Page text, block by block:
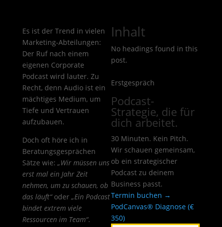
Es ist der Trend in vielen
Marketing-Abteilungen:
Der Ruf nach einem
eigenen Corporate
Podcast wird lauter. Zu
Recht, denn Audio ist ein
mächtiges Medium, um
Tiefe und Vertrauen
aufzubauen.
Doch oft höre ich in
Beratungsgesprächen
Sätze wie: „Wir müssen uns
erst mal ein Jahr Zeit
nehmen, um zu schauen, ob
das läuft“oder „Ein Podcast
bindet extrem viele
Ressourcen im Team“.
Inhalt
No headings found in this
post.
Erstgespräch
Podcast-
Strategie, die für
dich arbeitet.
30 Minuten. Kein Pitch.
Wir schauen gemeinsam,
ob ein strategischer
Podcast zu deinem
Business passt.
Termin buchen →
PodCanvas® Diagnose (€
350)